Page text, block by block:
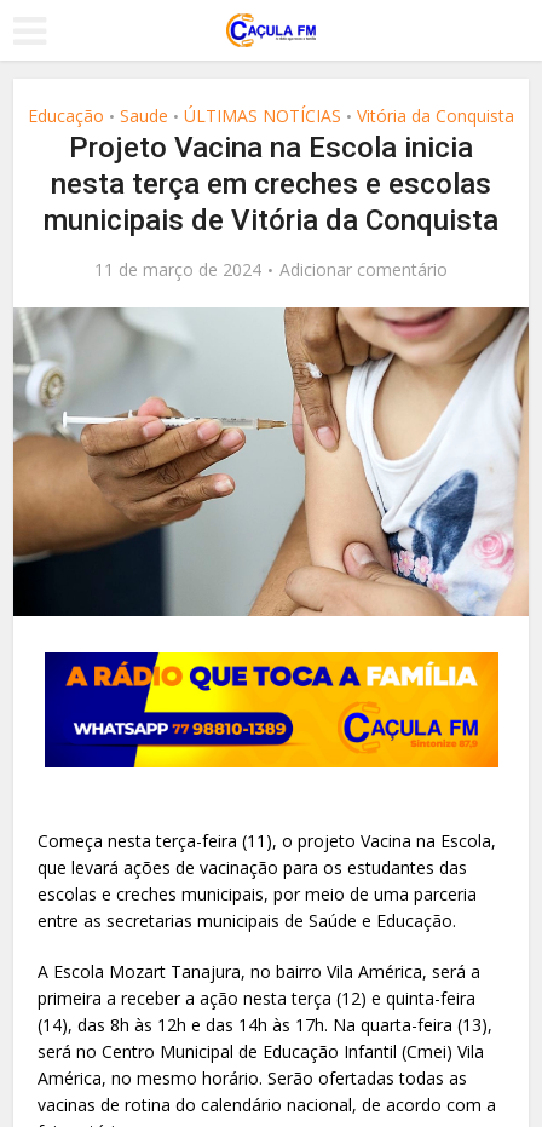
Educação • Saude • ÚLTIMAS NOTÍCIAS • Vitória da Conquista
Projeto Vacina na Escola inicia
nesta terça em creches e escolas
municipais de Vitória da Conquista
11 de março de 2024 Adicionar comentário
Começa nesta terça-feira (11), o projeto Vacina na Escola,
que levará ações de vacinação para os estudantes das
escolas e creches municipais, por meio de uma parceria
entre as secretarias municipais de Saúde e Educação.
A Escola Mozart Tanajura, no bairro Vila América, será a
primeira a receber a ação nesta terça (12) e quinta-feira
(14), das 8h às 12h e das 14h às 17h. Na quarta-feira (13),
será no Centro Municipal de Educação Infantil (Cmei) Vila
América, no mesmo horário. Serão ofertadas todas as
vacinas de rotina do calendário nacional, de acordo com a